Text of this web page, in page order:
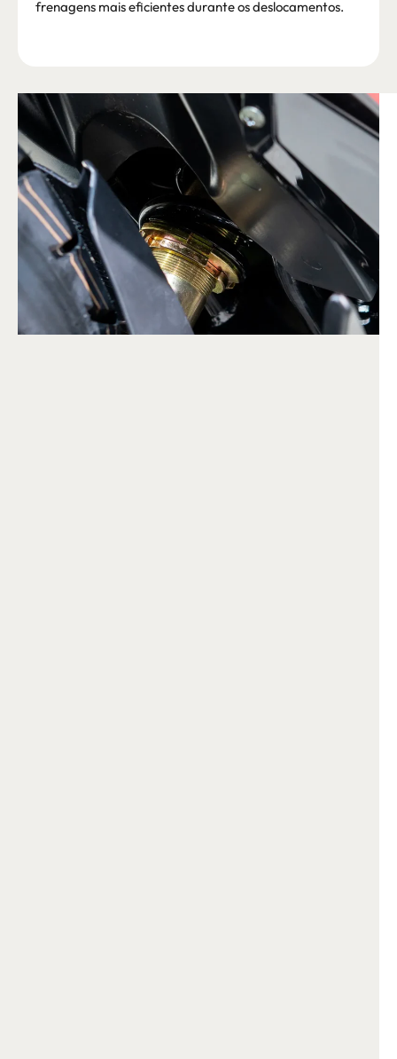
frenagens mais eficientes durante os deslocamentos.